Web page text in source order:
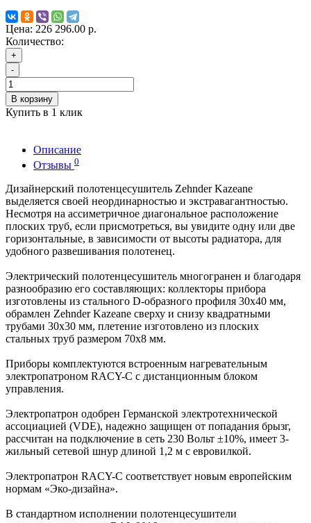
Цена: 226 296.00 р.
Количество:
+
-
В корзину
Купить в 1 клик
Описание
Отзывы 0
Дизайнерский полотенцесушитель Zehnder Kazeane
выделяется своей неординарностью и экстравагантностью.
Несмотря на ассиметричное диагональное расположение
плоских труб, если присмотреться, вы увидите одну или две
горизонтальные, в зависимости от высоты радиатора, для
удобного развешивания полотенец.
Электрический полотенцесушитель многогранен и благодаря
разнообразию его составляющих: коллекторы прибора
изготовлены из стального D-образного профиля 30х40 мм,
обрамлен Zehnder Kazeane сверху и снизу квадратными
трубами 30х30 мм, плетение изготовлено из плоских
стальных труб размером 70х8 мм.
Приборы комплектуются встроенным нагревательным
электропатроном RACY-C с дистанционным блоком
управления.
Электропатрон одобрен Германской электротехнической
ассоциацией (VDE), надежно защищен от попадания брызг,
рассчитан на подключение в сеть 230 Вольт ±10%, имеет 3-
жильный сетевой шнур длиной 1,2 м с евровилкой.
Электропатрон RACY-C соответствует новым европейским
нормам «Эко-дизайна».
В стандартном исполнении полотенцесушители